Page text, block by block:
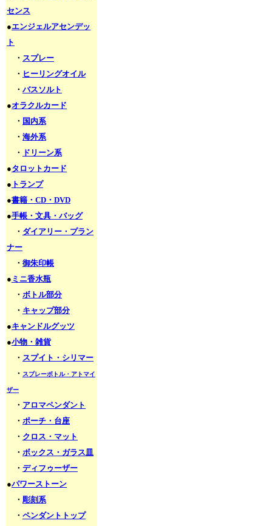
センス
●エンジェルアセンデッ
ト
・ スプレー
・ ヒーリングオイル
・ バスソルト
●オラクルカード
・ 国内系
・ 海外系
・ ドリーン系
●タロットカード
● トランプ
●書籍・CD・DVD
●手帳・文具・バッグ
・ ダイアリー・プラン
ナー
・ 御朱印帳
● ミニ香水瓶
・ ボトル部分
・ キャップ部分
●キャンドルグッツ
●小物・雑貨
・ スプイト・シリマー
・ スプレーボトル・アトマイ
ザー
・ アロマペンダント
・ ポーチ・台座
・ クロス・マット
・ ボックス・ガラス皿
・ ディフゥーザー
●パワーストーン
・ 彫刻系
・ ペンダントトップ